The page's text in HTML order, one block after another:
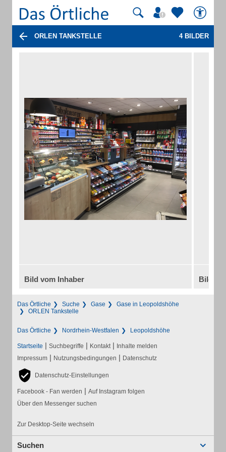
ORLEN TANKSTELLE 4 BILDER
Bild vom Inhaber Bild
Das Örtliche Suche Gase
Gase in Leopoldshöhe
ORLEN Tankstelle
Das Örtliche Nordrhein-Westfalen Leopoldshöhe
Startseite | Suchbegriffe | Kontakt | Inhalte melden
Impressum | Nutzungsbedingungen | Datenschutz
Datenschutz-Einstellungen
Facebook - Fan werden | Auf Instagram folgen
Über den Messenger suchen
Zur Desktop-Seite wechseln
Suchen